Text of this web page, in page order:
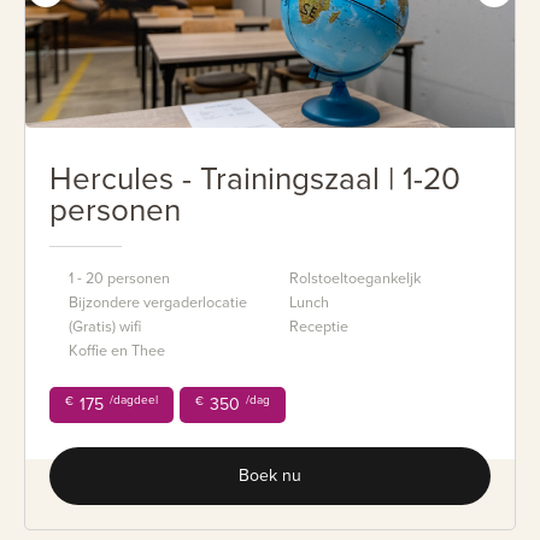
Hercules - Trainingszaal | 1-20
personen
1 - 20 personen
Bijzondere vergaderlocatie
(Gratis) wifi
Koffie en Thee
Rolstoeltoegankeljk
Lunch
Receptie
€ 175 /dagdeel € 350 /dag
Boek nu